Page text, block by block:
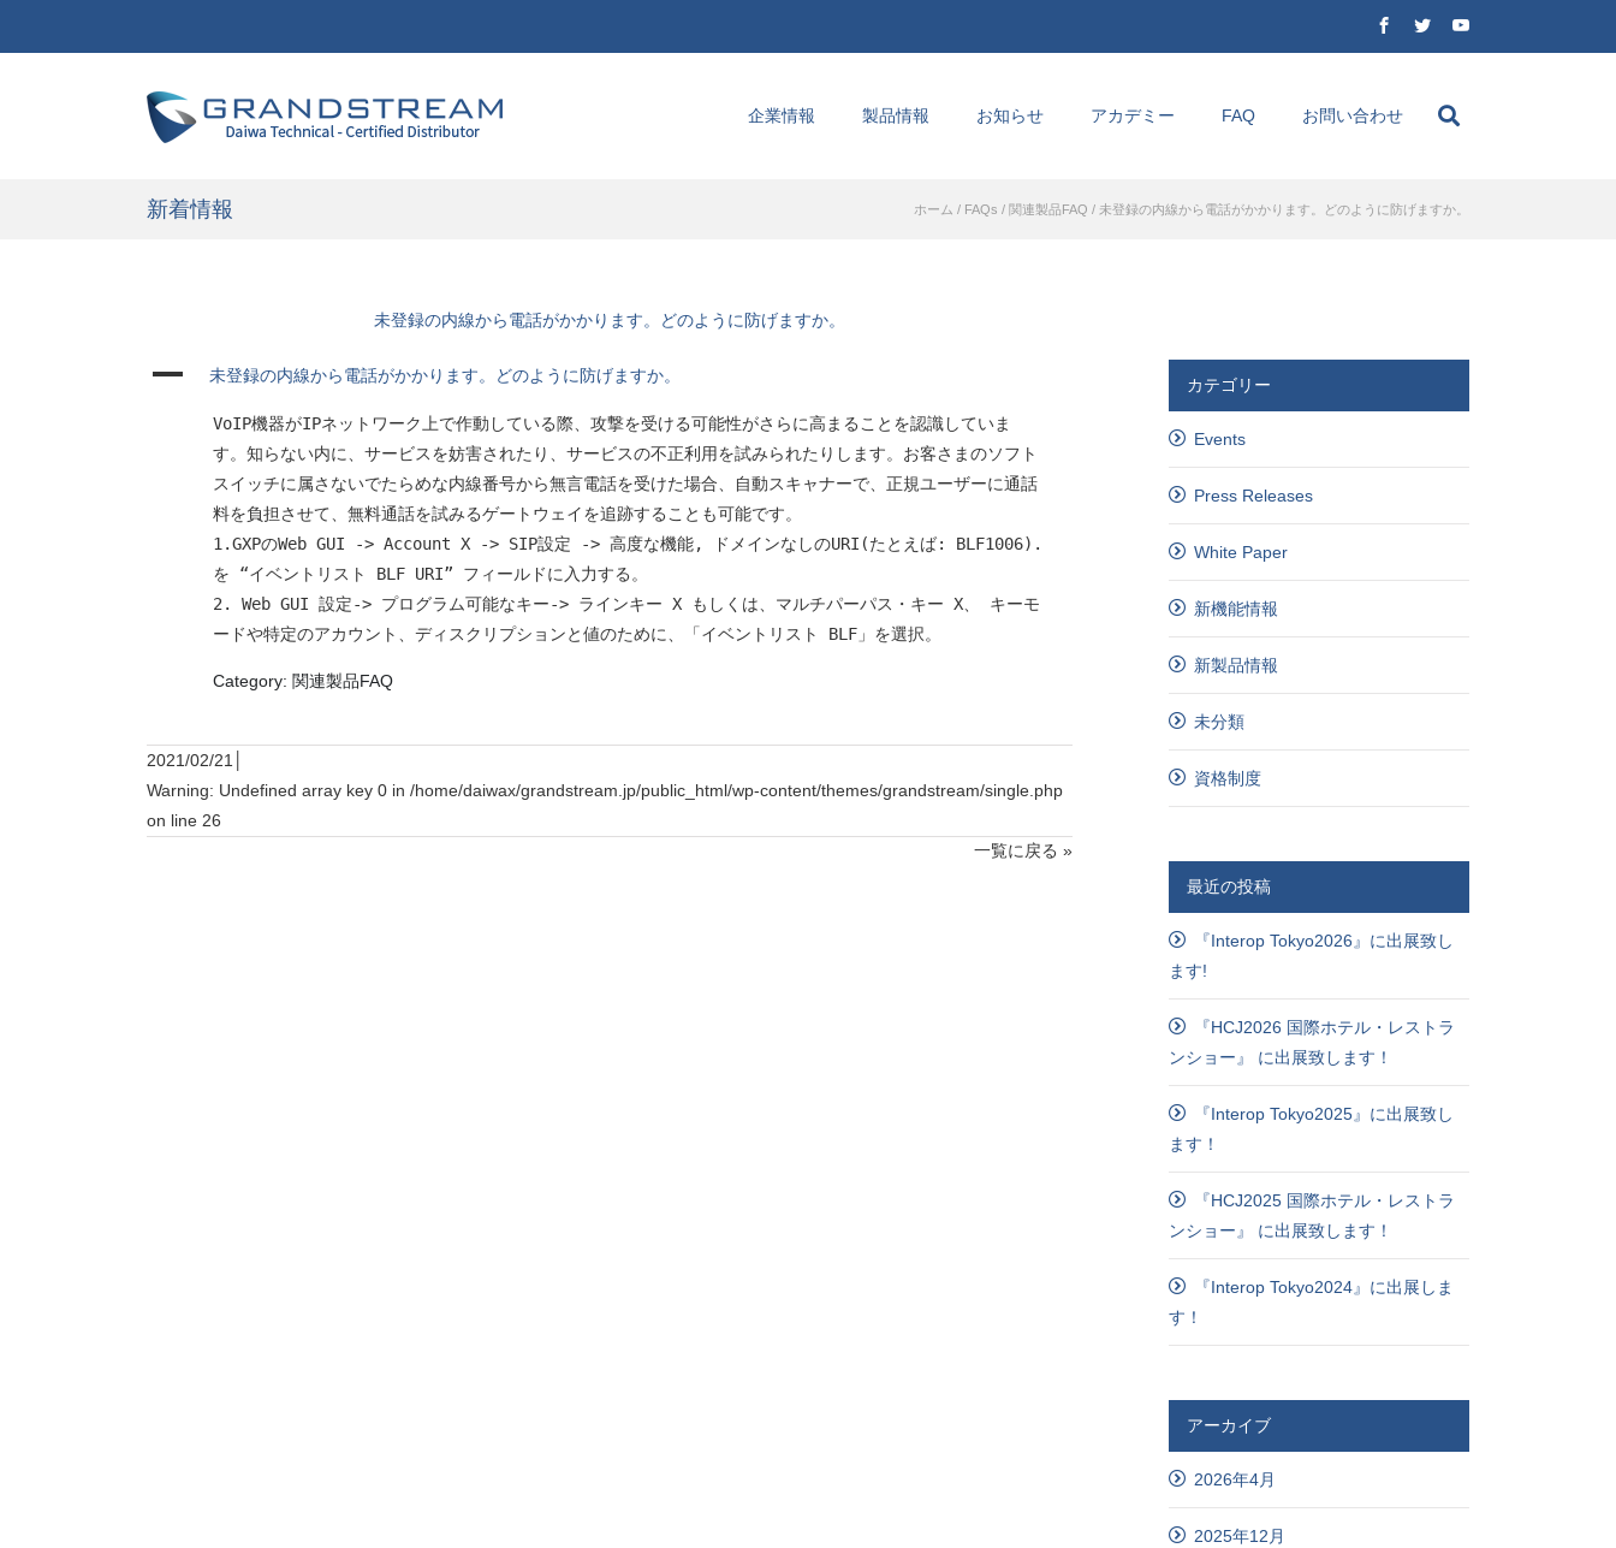
企業情報 製品情報 お知らせ アカデミー FAQ お問い合わせ
新着情報 ホーム / FAQs / 関連製品FAQ / 未登録の内線から電話がかかります。どのように防げますか。
未登録の内線から電話がかかります。どのように防げますか。
A 未登録の内線から電話がかかります。どのように防げますか。
VoIP機器がIPネットワーク上で作動している際、攻撃を受ける可能性がさらに高まることを認識していま
す。知らない内に、サービスを妨害されたり、サービスの不正利用を試みられたりします。お客さまのソフト
スイッチに属さないでたらめな内線番号から無言電話を受けた場合、自動スキャナーで、正規ユーザーに通話
料を負担させて、無料通話を試みるゲートウェイを追跡することも可能です。
1.GXPのWeb GUI -> Account X -> SIP設定 -> 高度な機能, ドメインなしのURI(たとえば: BLF1006).
を “イベントリスト BLF URI” フィールドに入力する。
2. Web GUI 設定-> プログラム可能なキー-> ラインキー X もしくは、マルチパーパス・キー X、 キーモ
ードや特定のアカウント、ディスクリプションと値のために、「イベントリスト BLF」を選択。
Category: 関連製品FAQ
2021/02/21│
Warning: Undefined array key 0 in /home/daiwax/grandstream.jp/public_html/wp-content/themes/grandstream/single.php
on line 26
一覧に戻る »
カテゴリー
Events
Press Releases
White Paper
新機能情報
新製品情報
未分類
資格制度
最近の投稿
『Interop Tokyo2026』に出展致し
ます!
『HCJ2026 国際ホテル・レストラ
ンショー』 に出展致します！
『Interop Tokyo2025』に出展致し
ます！
『HCJ2025 国際ホテル・レストラ
ンショー』 に出展致します！
『Interop Tokyo2024』に出展しま
す！
アーカイブ
2026年4月
2025年12月